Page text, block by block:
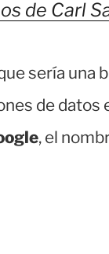
de Carl
sería una
de
, el